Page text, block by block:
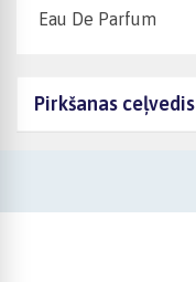
Eau De Parfum
Pirkšanas ceļvedis